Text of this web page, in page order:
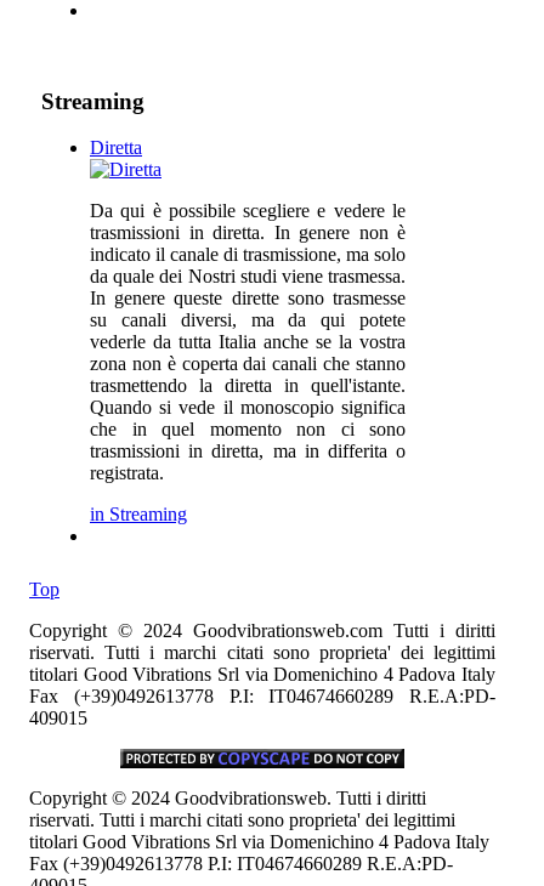
Streaming
Diretta
Da qui è possibile scegliere e vedere le
trasmissioni in diretta. In genere non è
indicato il canale di trasmissione, ma solo
da quale dei Nostri studi viene trasmessa.
In genere queste dirette sono trasmesse
su canali diversi, ma da qui potete
vederle da tutta Italia anche se la vostra
zona non è coperta dai canali che stanno
trasmettendo la diretta in quell'istante.
Quando si vede il monoscopio significa
che in quel momento non ci sono
trasmissioni in diretta, ma in differita o
registrata.
in Streaming
Top
Copyright © 2024 Goodvibrationsweb.com Tutti i diritti
riservati. Tutti i marchi citati sono proprieta' dei legittimi
titolari Good Vibrations Srl via Domenichino 4 Padova Italy
Fax (+39)0492613778 P.I: IT04674660289 R.E.A:PD-
409015
Copyright © 2024 Goodvibrationsweb. Tutti i diritti
riservati. Tutti i marchi citati sono proprieta' dei legittimi
titolari Good Vibrations Srl via Domenichino 4 Padova Italy
Fax (+39)0492613778 P.I: IT04674660289 R.E.A:PD-